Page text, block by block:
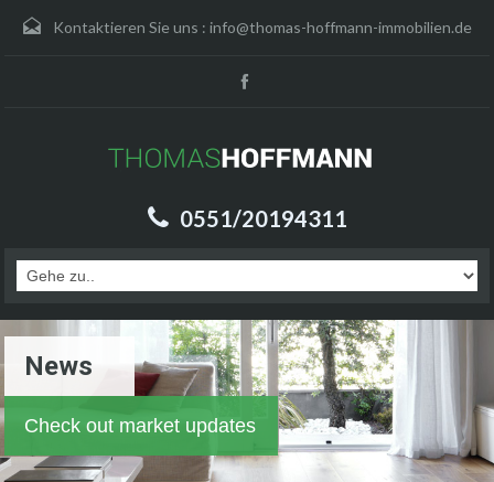
Kontaktieren Sie uns : info@thomas-hoffmann-immobilien.de
0551/20194311
News
Check out market updates